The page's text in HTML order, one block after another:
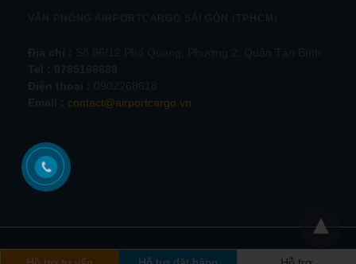
VĂN PHÒNG AIRPORTCARGO SÀI GÒN (TPHCM)
contact@airportcargo.vn